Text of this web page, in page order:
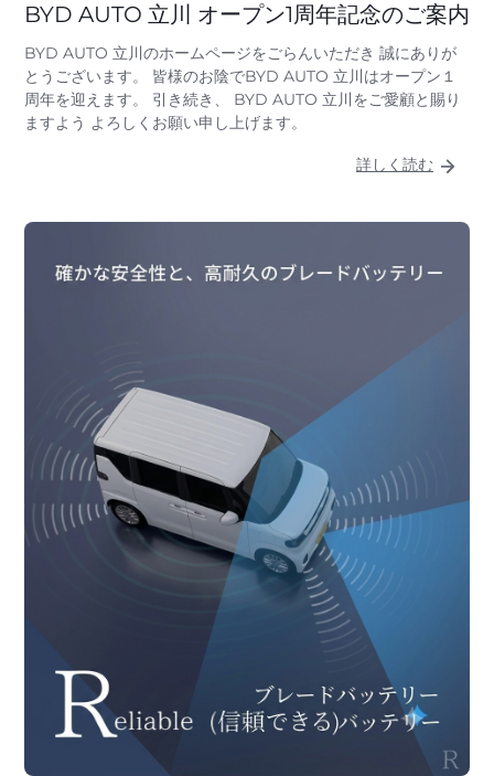
BYD AUTO 立川 オープン1周年記念のご案内
BYD AUTO 立川のホームページをごらんいただき 誠にありが
とうございます。 皆様のお陰でBYD AUTO 立川はオープン１
周年を迎えます。 引き続き、 BYD AUTO 立川をご愛顧と賜り
ますよう よろしくお願い申し上げます。
詳しく読む